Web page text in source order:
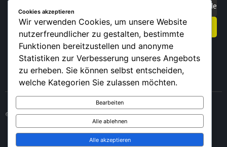
Freiwillige Feuerwehr
Sundern die Sicherheit
der rund 28.000
Einwohner der Stadt.
info@feuerwehrsundern.de
Kontakt aufnehmen
© 2026 – Feuerwehr der Stadt Sundern (Sauerland)
Cookies akzeptieren
Wir verwenden Cookies, um unsere Website
nutzerfreundlicher zu gestalten, bestimmte
Funktionen bereitzustellen und anonyme
Statistiken zur Verbesserung unseres Angebots
zu erheben. Sie können selbst entscheiden,
welche Kategorien Sie zulassen möchten.
Bearbeiten
Alle ablehnen
Alle akzeptieren